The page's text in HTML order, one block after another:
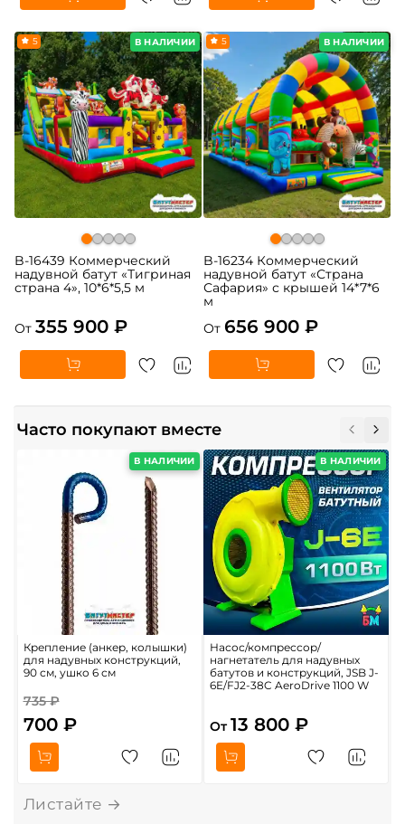
В НАЛИЧИИ
5
B-16439 Коммерческий
надувной батут «Тигриная
страна 4», 10*6*5,5 м
От 355 900 ₽
В НАЛИЧИИ
5
B-16234 Коммерческий
надувной батут «Страна
Сафария» с крышей 14*7*6
м
От 656 900 ₽
Часто покупают вместе
В НАЛИЧИИ
Крепление (анкер, колышки)
для надувных конструкций,
90 см, ушко 6 см
735 ₽
700 ₽
В НАЛИЧИИ
Насос/компрессор/
нагнетатель для надувных
батутов и конструкций, JSB J-
6E/FJ2-38C AeroDrive 1100 W
От 13 800 ₽